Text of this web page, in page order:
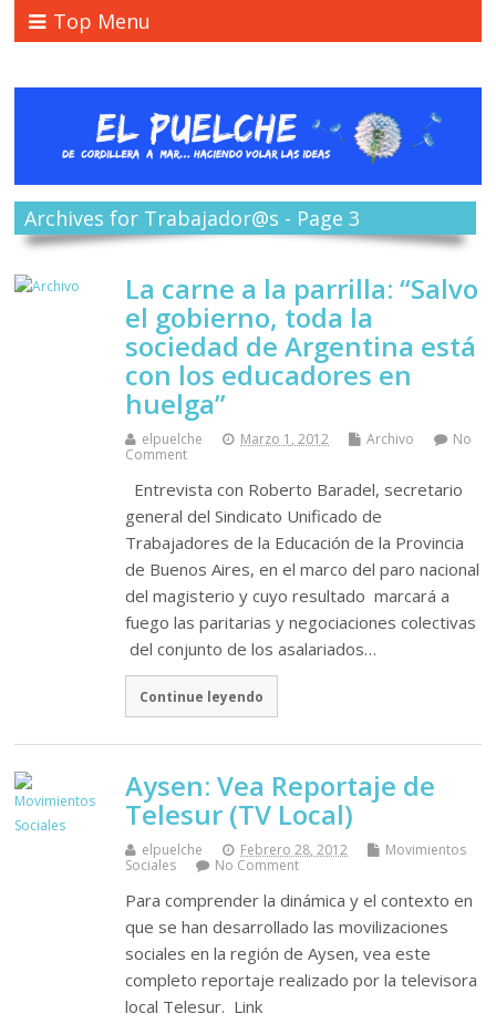
Top Menu
Archives for Trabajador@s - Page 3
La carne a la parrilla: “Salvo
el gobierno, toda la
sociedad de Argentina está
con los educadores en
huelga”
elpuelche Marzo 1, 2012 Archivo
No
Comment
Entrevista con Roberto Baradel, secretario
general del Sindicato Unificado de
Trabajadores de la Educación de la Provincia
de Buenos Aires, en el marco del paro nacional
del magisterio y cuyo resultado marcará a
fuego las paritarias y negociaciones colectivas
del conjunto de los asalariados…
Continue leyendo
Aysen: Vea Reportaje de
Telesur (TV Local)
elpuelche Febrero 28, 2012
Movimientos
Sociales
No Comment
Para comprender la dinámica y el contexto en
que se han desarrollado las movilizaciones
sociales en la región de Aysen, vea este
completo reportaje realizado por la televisora
local Telesur. Link